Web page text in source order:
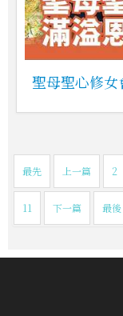
聖母聖心修
最先 上一篇 2
11 下一篇 最後